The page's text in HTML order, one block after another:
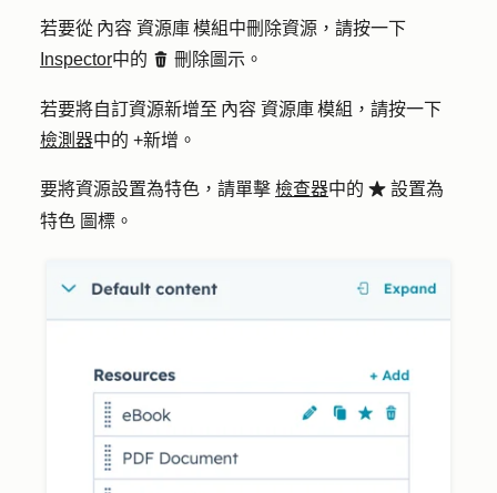
若要從 內容 資源庫 模組中刪除資源，請按一下
Inspector中的 deleteIcon 刪除圖示。
若要將自訂資源新增至 內容 資源庫 模組，請按一下
檢測器中的 +新增 。
要將資源設置為特色，請單擊 檢查器中的 favoriteIcon 設置為
特色 圖標。